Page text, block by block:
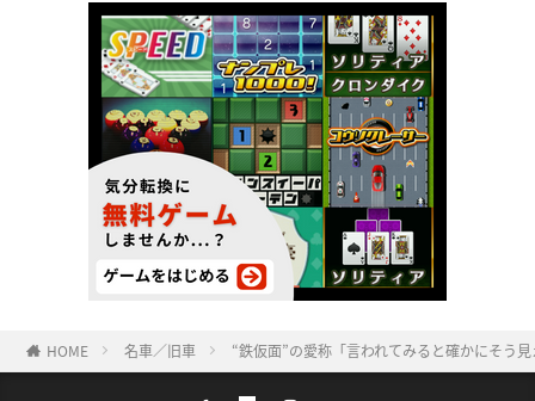
HOME 名車／旧車 “鉄仮面”の愛称「言われてみると確かにそう